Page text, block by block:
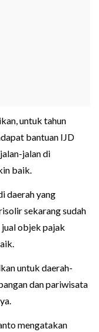
untuk tahun
bantuan IJD
jalan di
baik.
daerah yang
sekarang sudah
objek pajak
untuk daerah-
dan pariwisata
mengatakan